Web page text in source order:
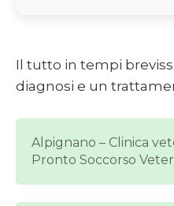
Il tutto in tempi
diagnosi e un
Alpignano – Clinica
Pronto Soccorso